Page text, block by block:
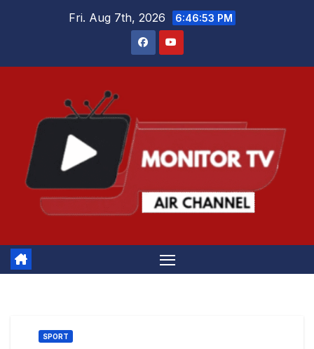
Fri. Aug 7th, 2026 6:46:53 PM
SPORT